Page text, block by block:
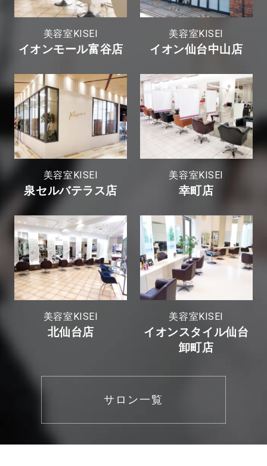
美容室KISEI
イオンモール富谷店
美容室KISEI
イオン仙台中山店
美容室KISEI
泉セルバテラス店
美容室KISEI
幸町店
美容室KISEI
北仙台店
美容室KISEI
イオンスタイル仙台
卸町店
サロン一覧